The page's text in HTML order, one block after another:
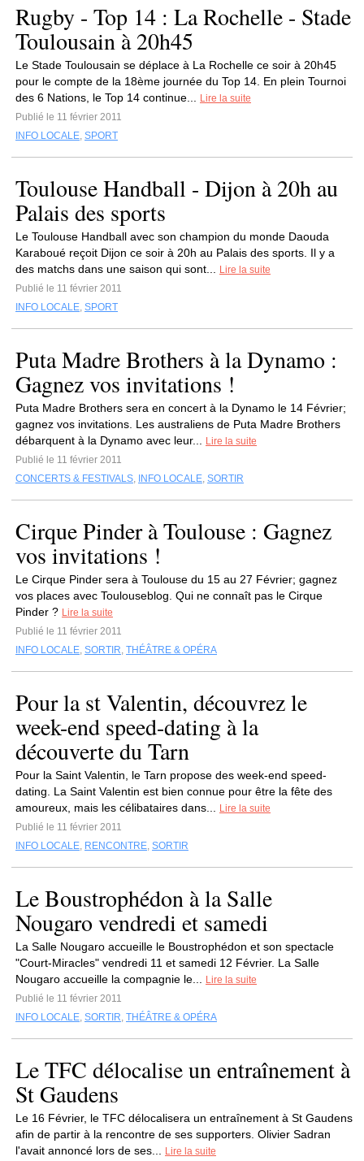
Rugby - Top 14 : La Rochelle - Stade
Toulousain à 20h45
Le Stade Toulousain se déplace à La Rochelle ce soir à 20h45
pour le compte de la 18ème journée du Top 14. En plein Tournoi
des 6 Nations, le Top 14 continue...
Lire la suite
Publié le 11 février 2011
INFO LOCALE, SPORT
Toulouse Handball - Dijon à 20h au
Palais des sports
Le Toulouse Handball avec son champion du monde Daouda
Karaboué reçoit Dijon ce soir à 20h au Palais des sports. Il y a
des matchs dans une saison qui sont...
Lire la suite
Publié le 11 février 2011
INFO LOCALE, SPORT
Puta Madre Brothers à la Dynamo :
Gagnez vos invitations !
Puta Madre Brothers sera en concert à la Dynamo le 14 Février;
gagnez vos invitations. Les australiens de Puta Madre Brothers
débarquent à la Dynamo avec leur...
Lire la suite
Publié le 11 février 2011
CONCERTS & FESTIVALS, INFO LOCALE, SORTIR
Cirque Pinder à Toulouse : Gagnez
vos invitations !
Le Cirque Pinder sera à Toulouse du 15 au 27 Février; gagnez
vos places avec Toulouseblog. Qui ne connaît pas le Cirque
Pinder ? Lire la suite
Publié le 11 février 2011
INFO LOCALE, SORTIR, THÉÂTRE & OPÉRA
Pour la st Valentin, découvrez le
week-end speed-dating à la
découverte du Tarn
Pour la Saint Valentin, le Tarn propose des week-end speed-
dating. La Saint Valentin est bien connue pour être la fête des
amoureux, mais les célibataires dans...
Lire la suite
Publié le 11 février 2011
INFO LOCALE, RENCONTRE, SORTIR
Le Boustrophédon à la Salle
Nougaro vendredi et samedi
La Salle Nougaro accueille le Boustrophédon et son spectacle
"Court-Miracles" vendredi 11 et samedi 12 Février. La Salle
Nougaro accueille la compagnie le...
Lire la suite
Publié le 11 février 2011
INFO LOCALE, SORTIR, THÉÂTRE & OPÉRA
Le TFC délocalise un entraînement à
St Gaudens
Le 16 Février, le TFC délocalisera un entraînement à St Gaudens
afin de partir à la rencontre de ses supporters. Olivier Sadran
l'avait annoncé lors de ses...
Lire la suite